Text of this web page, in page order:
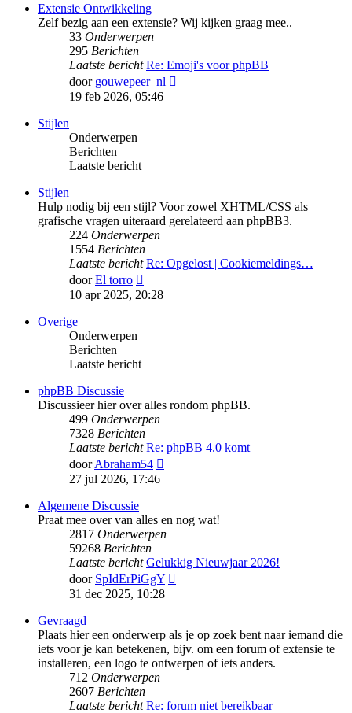
Extensie Ontwikkeling
Zelf bezig aan een extensie? Wij kijken graag mee..
33 Onderwerpen
295 Berichten
Laatste bericht Re: Emoji's voor phpBB
door gouwepeer_nl
19 feb 2026, 05:46
Stijlen
Onderwerpen
Berichten
Laatste bericht
Stijlen
Hulp nodig bij een stijl? Voor zowel XHTML/CSS als
grafische vragen uiteraard gerelateerd aan phpBB3.
224 Onderwerpen
1554 Berichten
Laatste bericht Re: Opgelost | Cookiemeldings…
doorEl torro
laatste
10 apr 2025, 20:28
Overige
Onderwerpen
Berichten
Laatste bericht
phpBB Discussie
Discussieer hier over alles rondom phpBB.
499 Onderwerpen
7328 Berichten
Laatste bericht Re: phpBB 4.0 komt
doorAbraham54
27 jul 2026, 17:46
Algemene Discussie
Praat mee over van alles en nog wat!
2817 Onderwerpen
59268 Berichten
Laatste bericht Gelukkig Nieuwjaar 2026!
door SpIdErPiGgY
31 dec 2025, 10:28
Gevraagd
Plaats hier een onderwerp als je op zoek bent naar iemand die
iets voor je kan betekenen, bijv. om een forum of extensie te
installeren, een logo te ontwerpen of iets anders.
712 Onderwerpen
2607 Berichten
Laatste bericht Re: forum niet bereikbaar